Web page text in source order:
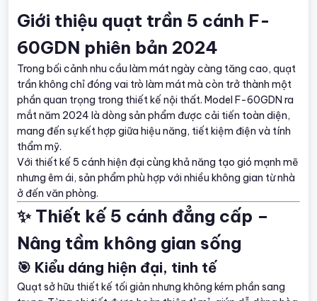
Giới thiệu quạt trần 5 cánh F-
60GDN phiên bản 2024
Trong bối cảnh nhu cầu làm mát ngày càng tăng cao, quạt
trần không chỉ đóng vai trò làm mát mà còn trở thành một
phần quan trọng trong thiết kế nội thất. Model F-60GDN ra
mắt năm 2024 là dòng sản phẩm được cải tiến toàn diện,
mang đến sự kết hợp giữa hiệu năng, tiết kiệm điện và tính
thẩm mỹ.
Với thiết kế 5 cánh hiện đại cùng khả năng tạo gió mạnh mẽ
nhưng êm ái, sản phẩm phù hợp với nhiều không gian từ nhà
ở đến văn phòng.
✨ Thiết kế 5 cánh đẳng cấp –
Nâng tầm không gian sống
🎯 Kiểu dáng hiện đại, tinh tế
Quạt sở hữu thiết kế tối giản nhưng không kém phần sang